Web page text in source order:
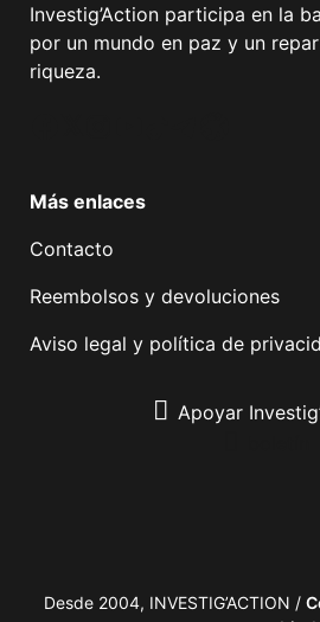
Investig’Action participa en la
por un mundo en paz y un
riqueza.
Más enlaces
Contacto
Reembolsos y devoluciones
Aviso legal y política de
Apoyar
Desde 2004, INVESTIG’ACTION /